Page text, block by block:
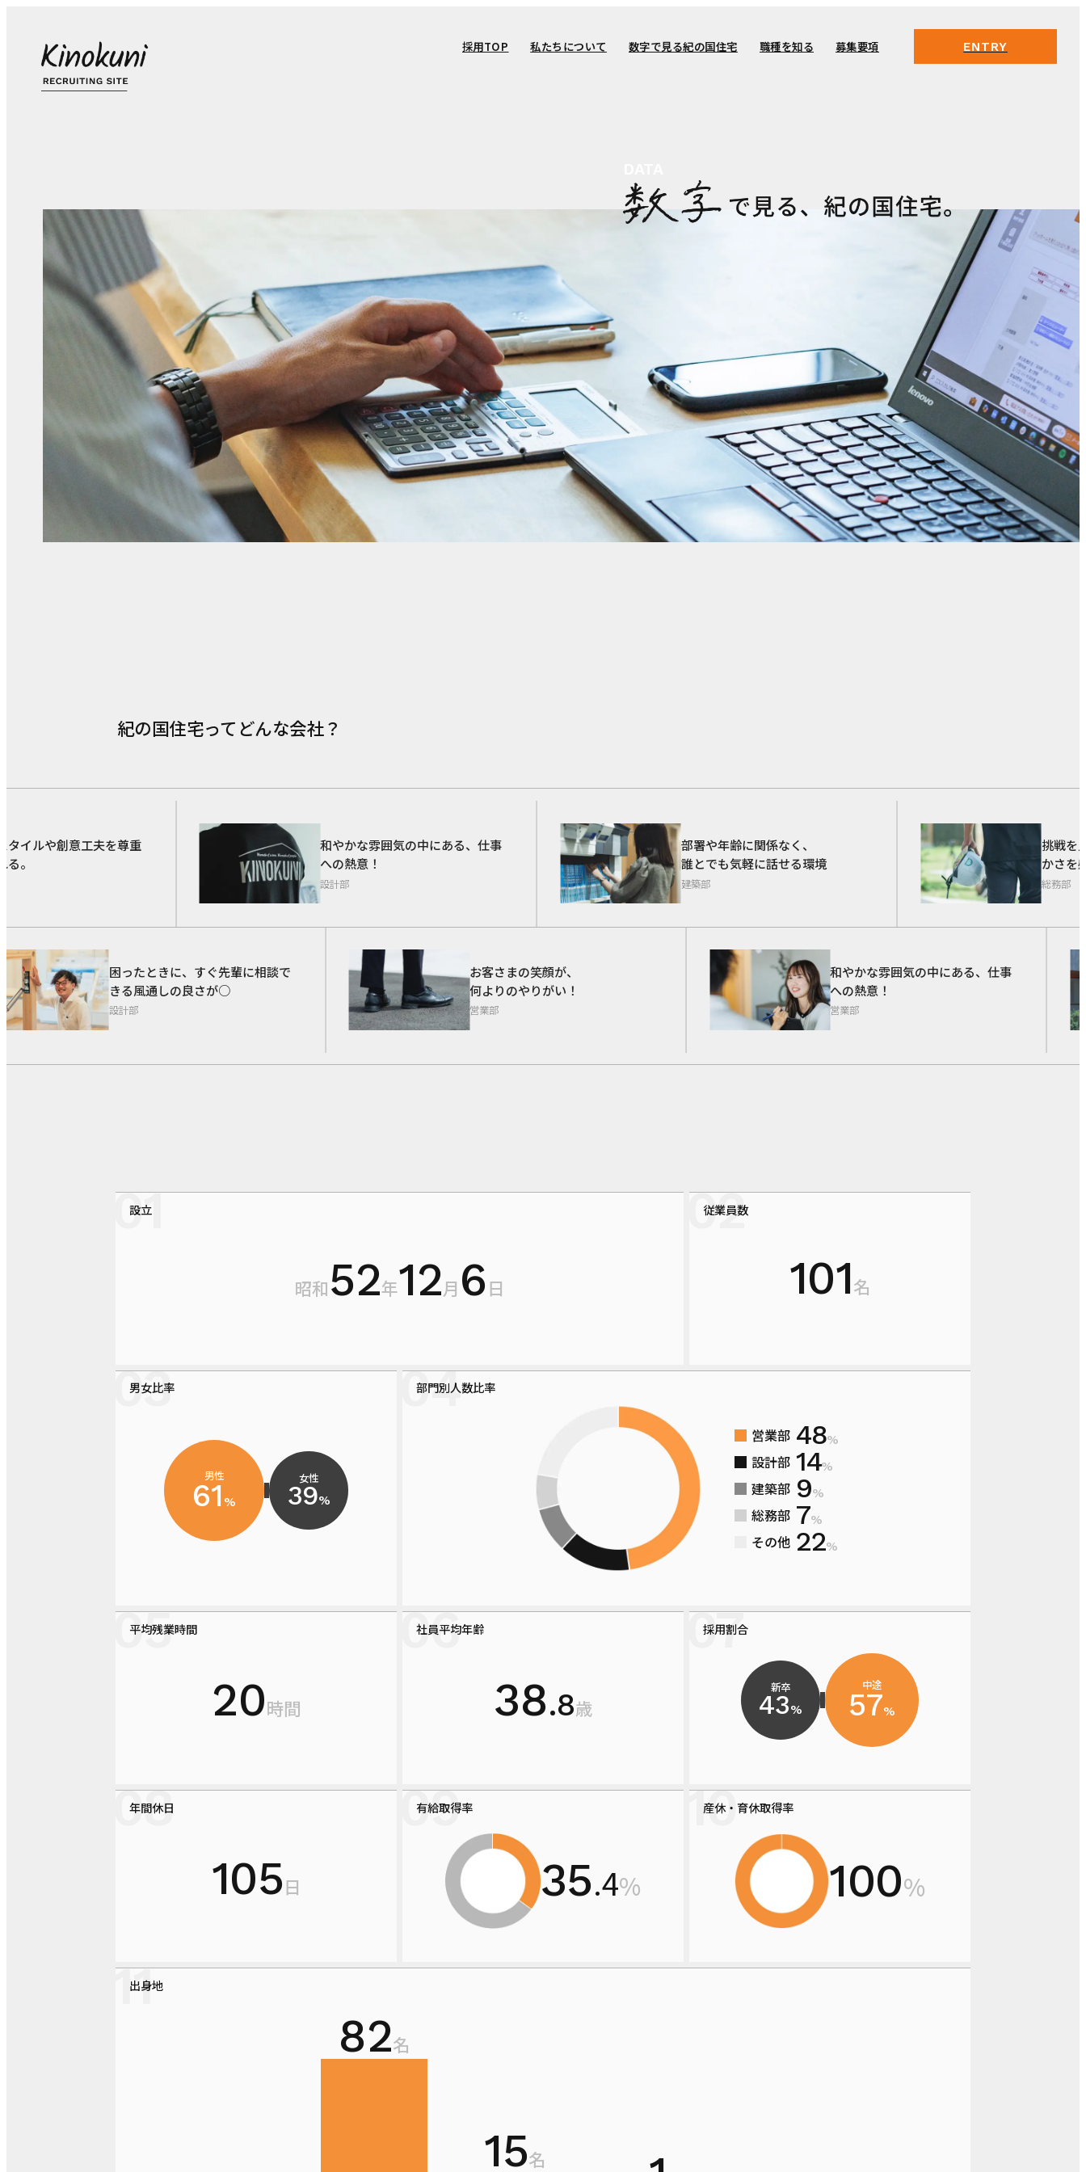
採用TOP
私たちについて
数字で見る紀の国住宅
職種を知る
募集要項
ENTRY
数字で見る、紀の国住宅
OF COMPANY IS
紀の国住宅ってどんな会社？
イルや創意工夫を尊重
。
和やかな雰囲気の中にある、仕事
への熱意！
設計部
困ったときに、すぐ先輩に相談で
きる風通しの良さが○
設計部
部署や年齢に関係なく、
誰とでも気軽に話せる環境
建築部
お客さまの笑顔が、
何よりのやりがい！
営業部
挑戦を
かさを感
総務部
和やかな雰囲気の中にある、仕事
への熱意！
営業部
設立
昭和52年12月 6日
従業員数
101名
男女比率
男性
61 %
女性
39%
部門別人数比率
営業部 48%
設計部 14%
建築部 9%
総務部 7%
その他 22%
平均残業時間
20時間
社員平均年齢
38.8歳
採用割合
新卒
43%
中途
57%
年間休日
105日
有給取得率
35.4%
産休・育休取得率
100%
出身地
82名
15名